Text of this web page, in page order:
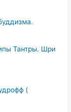
Тантры. Шри
(